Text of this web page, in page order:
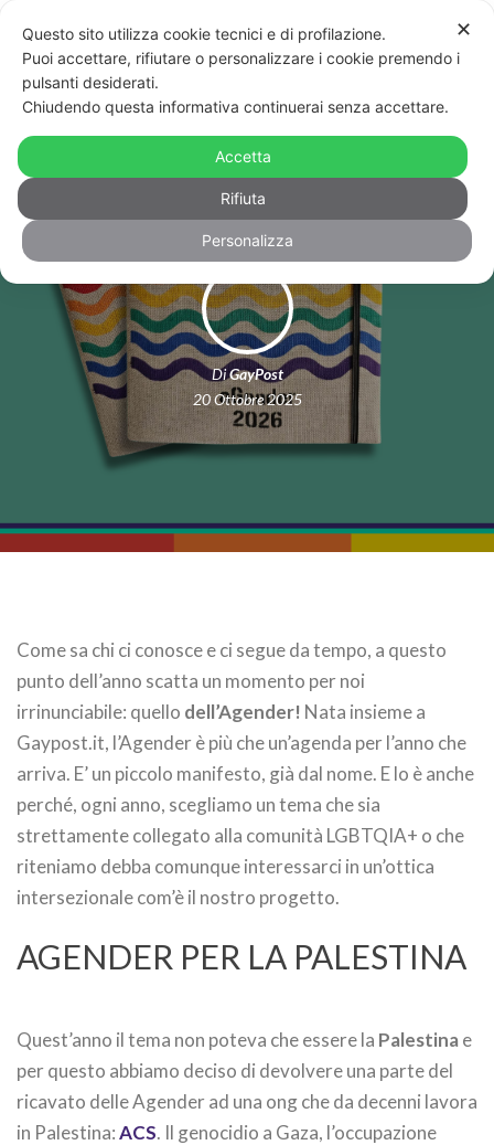
L’Agender 2026 per la Palestina
DiGayPost
20 Ottobre 2025
Come sa chi ci conosce e ci segue da tempo, a questo
punto dell’anno scatta un momento per noi
irrinunciabile: quello dell’Agender! Nata insieme a
Gaypost.it, l’Agender è più che un’agenda per l’anno che
arriva. E’ un piccolo manifesto, già dal nome. E lo è anche
perché, ogni anno, scegliamo un tema che sia
strettamente collegato alla comunità LGBTQIA+ o che
riteniamo debba comunque interessarci in un’ottica
intersezionale com’è il nostro progetto.
AGENDER PER LA PALESTINA
Quest’anno il tema non poteva che essere la Palestinae
per questo abbiamo deciso di devolvere una parte del
ricavato delle Agender ad una ong che da decenni lavora
in Palestina:ACS. Il genocidio a Gaza, l’occupazione
✕
Questo sito utilizza cookie tecnici e di profilazione.
Puoi accettare, rifiutare o personalizzare i cookie premendo i
pulsanti desiderati.
Chiudendo questa informativa continuerai senza accettare.
Accetta
Rifiuta
Personalizza